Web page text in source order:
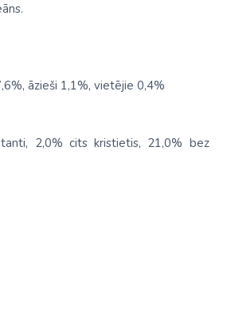
āzieši 1,1%, vietējie 0,4%
2,0% cits kristietis, 21,0% bez